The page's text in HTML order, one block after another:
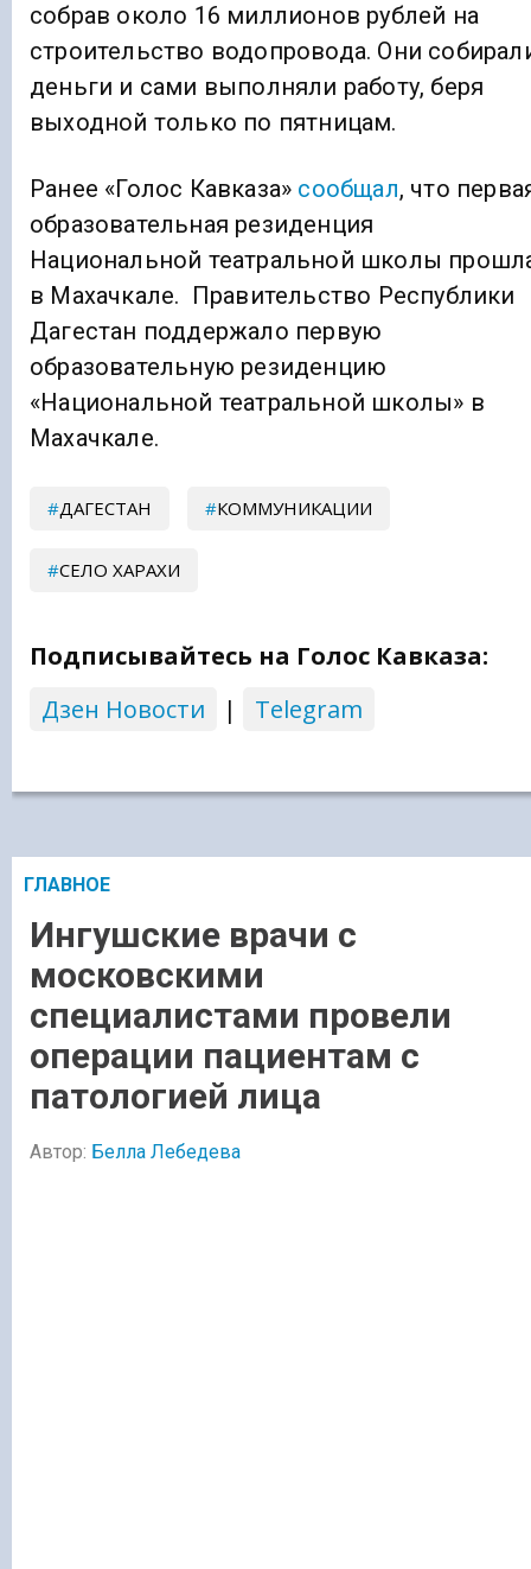
собрав около 16 миллионов рублей на
строительство водопровода. Они
деньги и сами выполняли работу, беря
выходной только по пятницам.
Ранее «Голос Кавказа» сообщал, что
образовательная резиденция
Национальной театральной школы
в Махачкале. Правительство Республики
Дагестан поддержало первую
образовательную резиденцию
«Национальной театральной школы» в
Махачкале.
ДАГЕСТАН КОММУНИКАЦИИ
СЕЛО ХАРАХИ
Подписывайтесь на Голос Кавказа:
Дзен Новости
| Telegram
ГЛАВНОЕ
Ингушские врачи с
московскими
специалистами провели
операции пациентам с
патологией лица
Автор: Белла Лебедева